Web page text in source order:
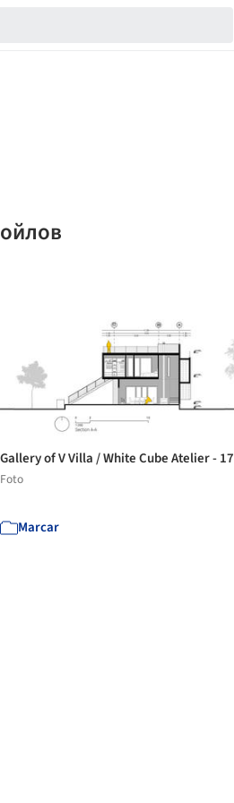
Gallery of V Villa / White Cube Atelier - 17
Foto
Marcar